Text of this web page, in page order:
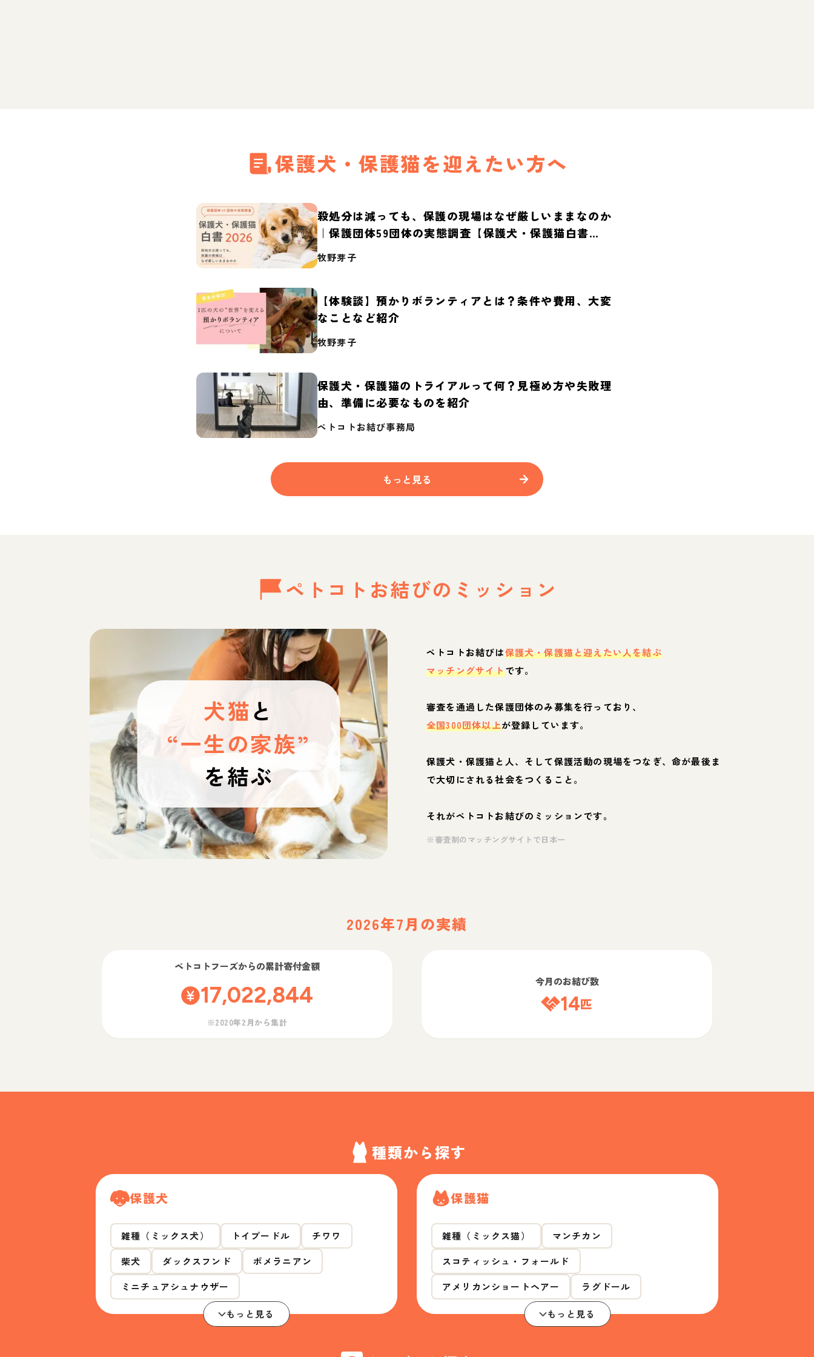
保護犬・保護猫を迎えたい方へ
殺処分は減っても、保護の現場はなぜ厳しいままなのか
｜保護団体59団体の実態調査【保護犬・保護猫白書
2026】
牧野芽子
【体験談】預かりボランティアとは？条件や費用、大変
なことなど紹介
牧野芽子
保護犬・保護猫のトライアルって何？見極め方や失敗理
由、準備に必要なものを紹介
ペトコトお結び事務局
もっと見る
ペトコトお結びの ミッション
犬猫と
“一生の家族”
を結ぶ
ペトコトお結びは保護犬・保護猫と迎えたい人を結ぶ
マッチングサイトです。
審査を通過した保護団体のみ募集を行っており、
全国300団体以上が登録しています。
保護犬・保護猫と人、そして保護活動の現場をつなぎ、命が最後ま
で大切にされる社会をつくること。
それがペトコトお結びのミッションです。
※審査制のマッチングサイトで日本一
2026年7月の実績
ペトコトフーズからの累計寄付金額
17,022,844
※2020年2月から集計
今月のお結び数
14匹
種類から探す
保護犬
雑種（ミックス犬） トイプードル
チワワ
柴犬
ダックスフンド
ポメラニアン
ミニチュアシュナウザー
もっと見る
保護猫
雑種（ミックス猫）
マンチカン
スコティッシュ・フォールド
アメリカンショートヘアー
ラグドール
もっと見る